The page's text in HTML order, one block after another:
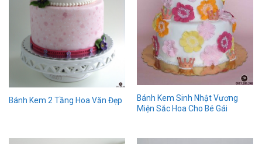
Bánh Kem 2 Tầng Hoa Văn Đẹp
Bánh Kem Sinh Nhật Vương
Miện Sắc Hoa Cho Bé Gái